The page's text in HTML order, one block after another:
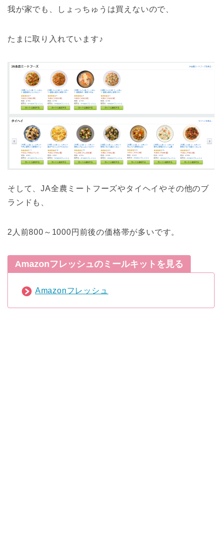
我が家でも、しょっちゅうは買えないので、
たまに取り入れています♪
そして、JA全農ミートフーズやタイヘイやその他のブ
ランドも、
2人前800～1000円前後の価格帯が多いです。
Amazonフレッシュのミールキットを見る
Amazonフレッシュ